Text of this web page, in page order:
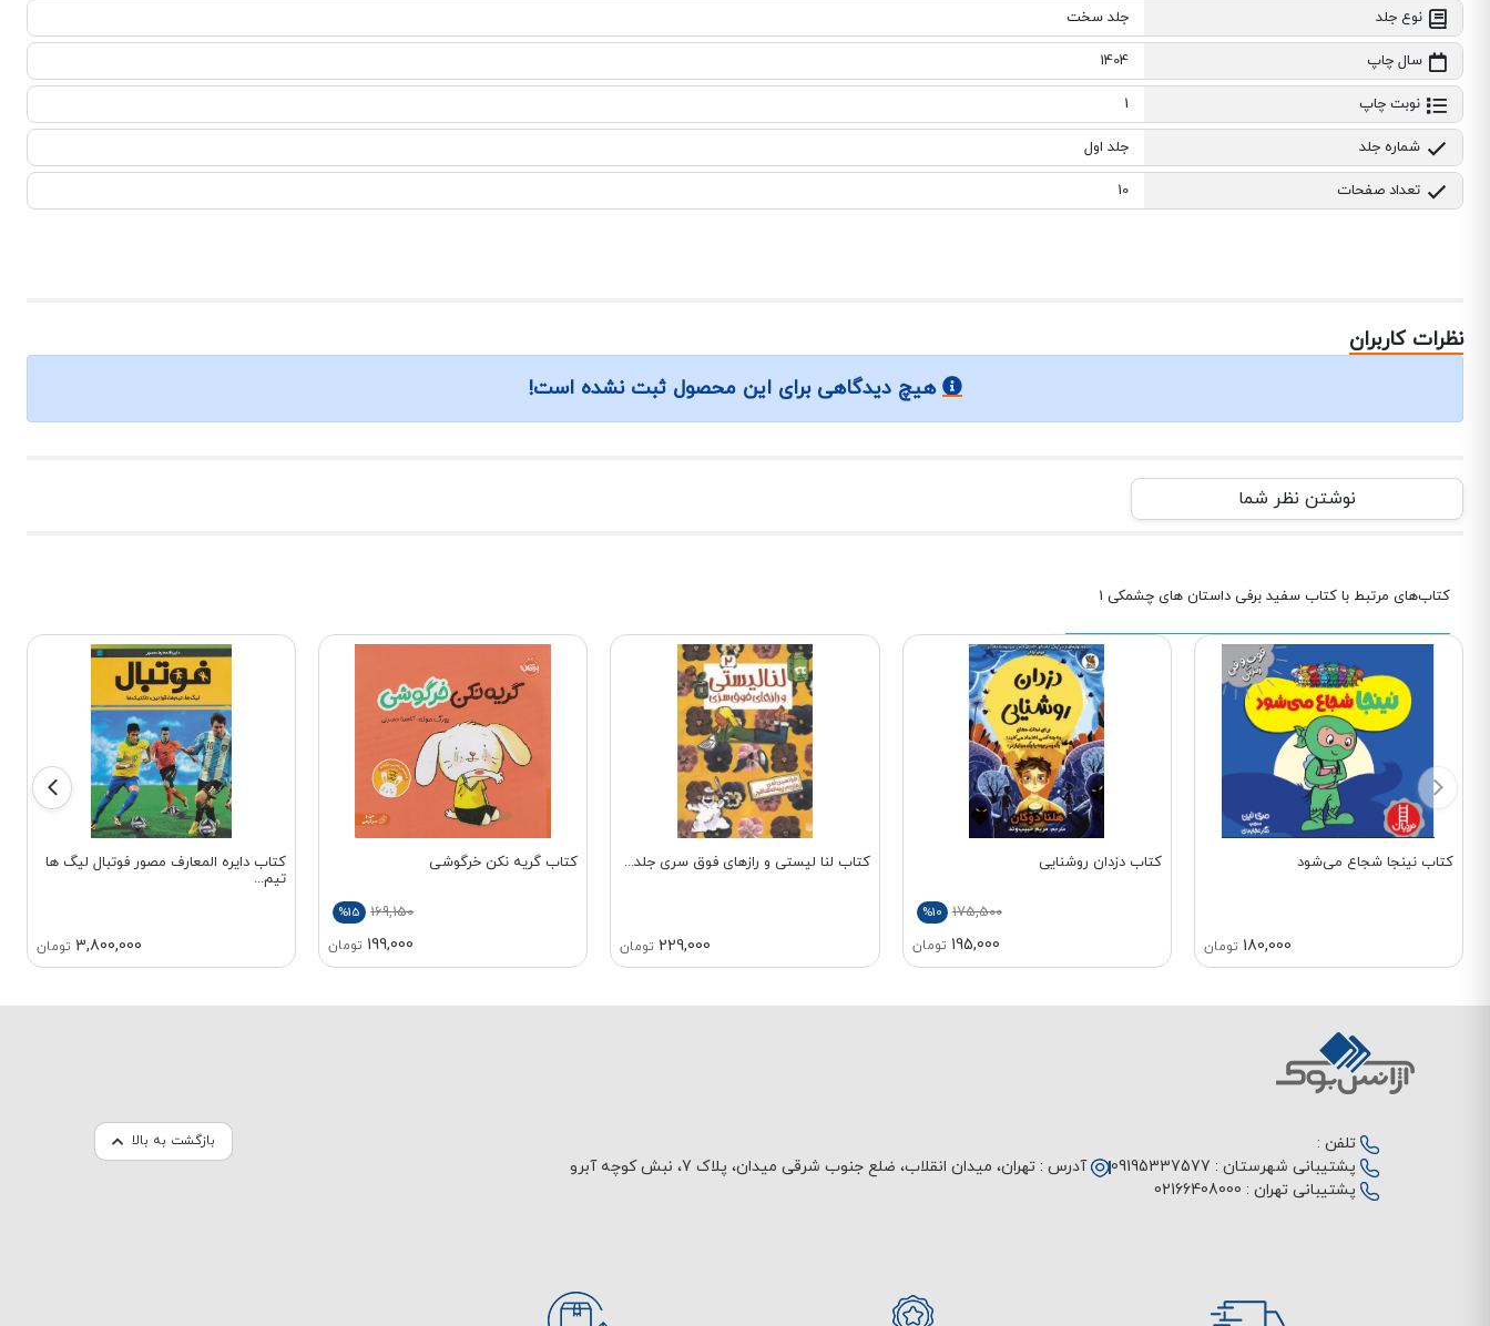
نوع جلد جلد سخت
سال چاپ 1404
نوبت چاپ 1
شماره جلد جلد اول
تعداد صفحات 10
نظرات کاربران
هیچ دیدگاهی برای این محصول ثبت نشده است!
نوشتن نظر شما
کتاب‌های مرتبط با کتاب سفید برفی داستان های چشمکی 1
کتاب نینجا شجاع می‌شود
180,000 تومان
کتاب دزدان روشنایی
175,500
%10
195,000 تومان
کتاب لنا لیستی و رازهای فوق سری جلد...
229,000 تومان
کتاب گریه نکن خرگوشی
169,150
%15
199,000 تومان
کتاب دایره المعارف مصور فوتبال لیگ ها
تیم...
3,800,000 تومان
بازگشت به بالا
تلفن :
پشتیبانی شهرستان : 09195337577
پشتیبانی تهران : 02166408000
آدرس : تهران، میدان انقلاب، ضلع جنوب شرقی میدان، پلاک 7، نبش کوچه آبرو